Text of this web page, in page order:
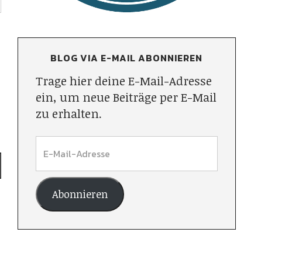
BLOG VIA E-MAIL ABONNIEREN
Trage hier deine E-Mail-Adresse
ein, um neue Beiträge per E-Mail
zu erhalten.
Abonnieren